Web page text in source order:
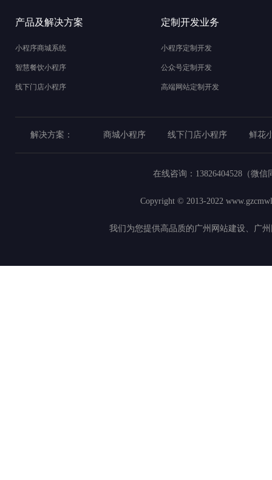
产品及解决方案
小程序商城系统
智慧餐饮小程序
线下门店小程序
定制开发业务
小程序定制开发
公众号定制开发
高端网站定制开发
解决方案： 商城小程序 线下门店小程序 鲜花
在线咨询： 13826404528（微信
Copyright © 2013-2022
我们为您提供高品质的广州网站建设、广